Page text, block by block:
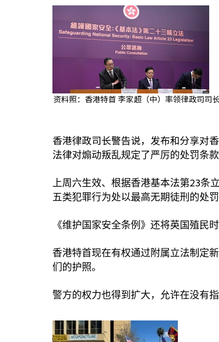
资料照：香港特首 李家超（中）率领律政司司
香港律政司长警告说，发布和分享对
法律对煽动叛乱规定了严厉的处罚条款
上周六生效、根据香港基本法第23条
五类犯罪行为处以最高无期徒刑的处罚
《维护国家安全条例》还将英国殖民
香港特首现在有权通过附属立法制定
们的护照。
警方的权力也得到扩大，允许在没有